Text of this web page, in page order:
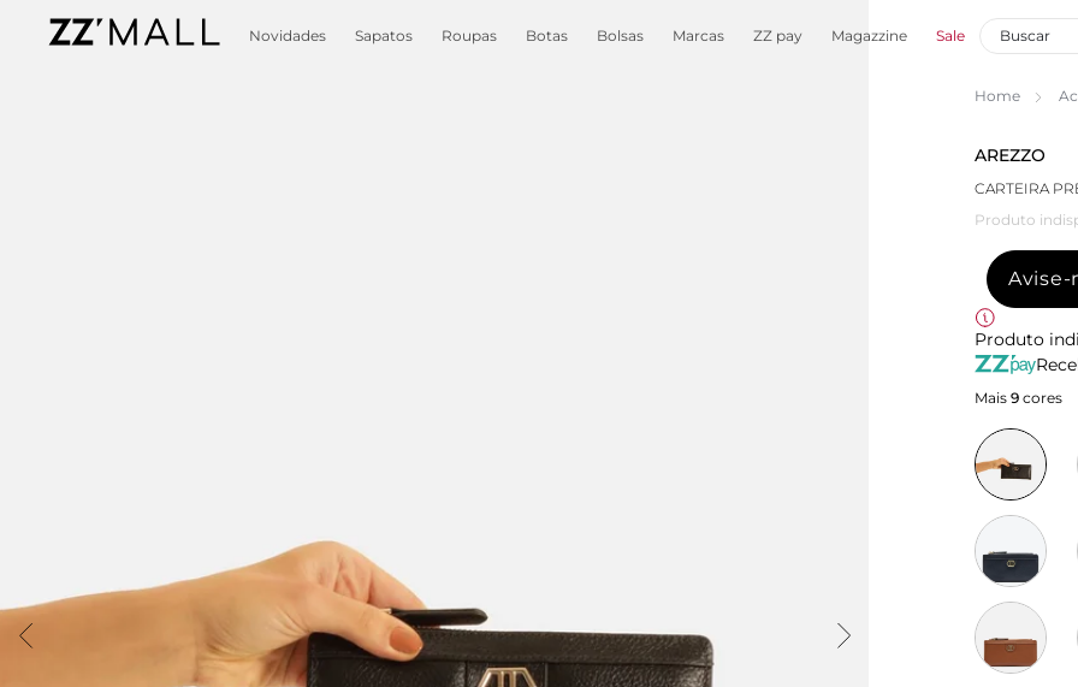
Novidades Sapatos Roupas Botas Bolsas Marcas ZZ pay Magazzine Sale
Home
AREZZO
CARTEIRA
Produto
Avise-
Produto
Mais 9 cores